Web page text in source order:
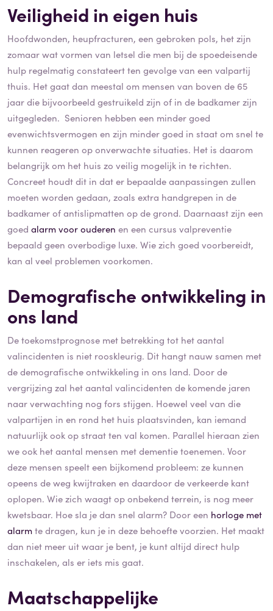
Veiligheid in eigen huis
Hoofdwonden, heupfracturen, een gebroken pols, het zijn
zomaar wat vormen van letsel die men bij de spoedeisende
hulp regelmatig constateert ten gevolge van een valpartij
thuis. Het gaat dan meestal om mensen van boven de 65
jaar die bijvoorbeeld gestruikeld zijn of in de badkamer zijn
uitgegleden. Senioren hebben een minder goed
evenwichtsvermogen en zijn minder goed in staat om snel te
kunnen reageren op onverwachte situaties. Het is daarom
belangrijk om het huis zo veilig mogelijk in te richten.
Concreet houdt dit in dat er bepaalde aanpassingen zullen
moeten worden gedaan, zoals extra handgrepen in de
badkamer of antislipmatten op de grond. Daarnaast zijn een
goed alarm voor ouderen en een cursus valpreventie
bepaald geen overbodige luxe. Wie zich goed voorbereidt,
kan al veel problemen voorkomen.
Demografische ontwikkeling in
ons land
De toekomstprognose met betrekking tot het aantal
valincidenten is niet rooskleurig. Dit hangt nauw samen met
de demografische ontwikkeling in ons land. Door de
vergrijzing zal het aantal valincidenten de komende jaren
naar verwachting nog fors stijgen. Hoewel veel van die
valpartijen in en rond het huis plaatsvinden, kan iemand
natuurlijk ook op straat ten val komen. Parallel hieraan zien
we ook het aantal mensen met dementie toenemen. Voor
deze mensen speelt een bijkomend probleem: ze kunnen
opeens de weg kwijtraken en daardoor de verkeerde kant
oplopen. Wie zich waagt op onbekend terrein, is nog meer
kwetsbaar. Hoe sla je dan snel alarm? Door een horloge met
alarmte dragen, kun je in deze behoefte voorzien. Het maakt
dan niet meer uit waar je bent, je kunt altijd direct hulp
inschakelen, als er iets mis gaat.
Maatschappelijke